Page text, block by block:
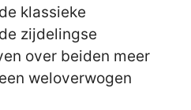
klassieke
zijdelingse
over beiden meer
weloverwogen